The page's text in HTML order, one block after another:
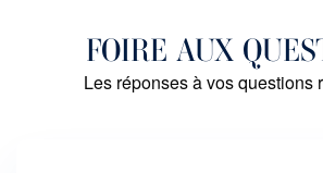
FOIRE AUX
Les réponses à vos questions